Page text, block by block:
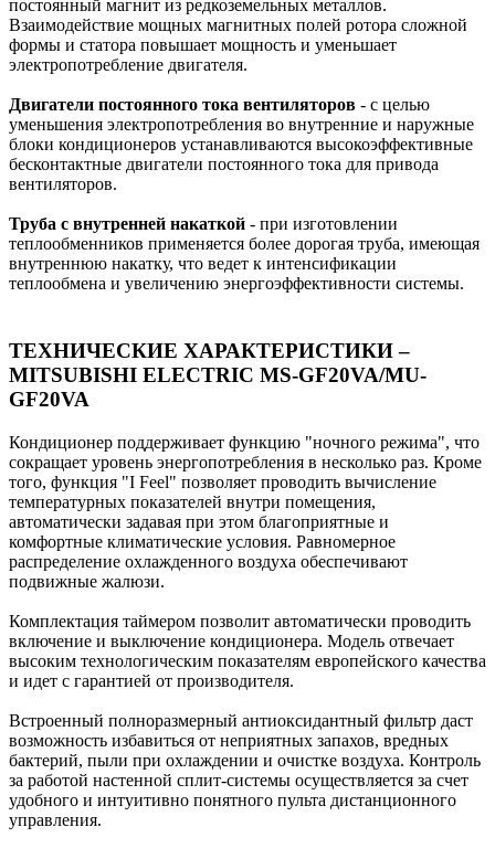
постоянный магнит из редкоземельных металлов.
Взаимодействие мощных магнитных полей ротора сложной
формы и статора повышает мощность и уменьшает
электропотребление двигателя.
Двигатели постоянного тока вентиляторов - с целью
уменьшения электропотребления во внутренние и наружные
блоки кондиционеров устанавливаются высокоэффективные
бесконтактные двигатели постоянного тока для привода
вентиляторов.
Труба с внутренней накаткой - при изготовлении
теплообменников применяется более дорогая труба, имеющая
внутреннюю накатку, что ведет к интенсификации
теплообмена и увеличению энергоэффективности системы.
ТЕХНИЧЕСКИЕ ХАРАКТЕРИСТИКИ –
MITSUBISHI ELECTRIC MS-GF20VA/MU-
GF20VA
Кондиционер поддерживает функцию "ночного режима", что
сокращает уровень энергопотребления в несколько раз. Кроме
того, функция "I Feel" позволяет проводить вычисление
температурных показателей внутри помещения,
автоматически задавая при этом благоприятные и
комфортные климатические условия. Равномерное
распределение охлажденного воздуха обеспечивают
подвижные жалюзи.
Комплектация таймером позволит автоматически проводить
включение и выключение кондиционера. Модель отвечает
высоким технологическим показателям европейского качества
и идет с гарантией от производителя.
Встроенный полноразмерный антиоксидантный фильтр даст
возможность избавиться от неприятных запахов, вредных
бактерий, пыли при охлаждении и очистке воздуха. Контроль
за работой настенной сплит-системы осуществляется за счет
удобного и интуитивно понятного пульта дистанционного
управления.